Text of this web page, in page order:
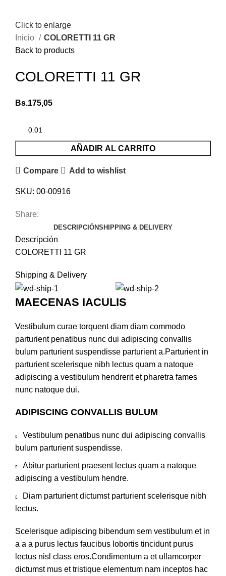
Click to enlarge
Inicio
COLORETTI 11 GR
Back to products
COLORETTI 11 GR
Bs.175,05
AÑADIR AL CARRITO
Compare Add to wishlist
SKU: 00-00916
Share:
DESCRIPCIÓNSHIPPING & DELIVERY
Descripción
COLORETTI 11 GR
Shipping & Delivery
MAECENAS IACULIS
Vestibulum curae torquent diam diam commodo
parturient penatibus nunc dui adipiscing convallis
bulum parturient suspendisse parturient a.Parturient in
parturient scelerisque nibh lectus quam a natoque
adipiscing a vestibulum hendrerit et pharetra fames
nunc natoque dui.
ADIPISCING CONVALLIS BULUM
Vestibulum penatibus nunc dui adipiscing convallis
bulum parturient suspendisse.
Abitur parturient praesent lectus quam a natoque
adipiscing a vestibulum hendre.
Diam parturient dictumst parturient scelerisque nibh
lectus.
Scelerisque adipiscing bibendum sem vestibulum et in
a a a purus lectus faucibus lobortis tincidunt purus
lectus nisl class eros.Condimentum a et ullamcorper
dictumst mus et tristique elementum nam inceptos hac